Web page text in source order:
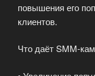
повышения его
клиентов.
Что даёт SMM-